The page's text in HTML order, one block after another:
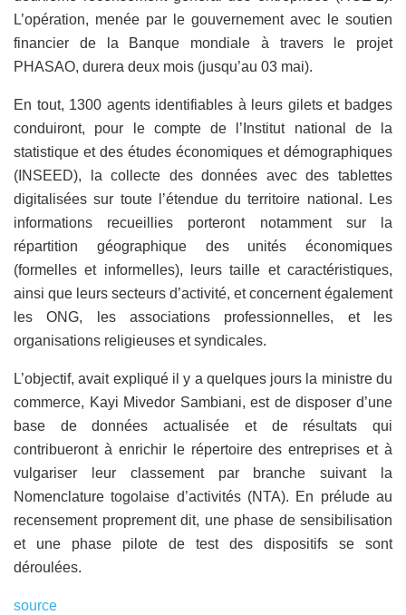
L’opération, menée par le gouvernement avec le soutien
financier de la Banque mondiale à travers le projet
PHASAO, durera deux mois (jusqu’au 03 mai).
En tout, 1300 agents identifiables à leurs gilets et badges
conduiront, pour le compte de l’Institut national de la
statistique et des études économiques et démographiques
(INSEED), la collecte des données avec des tablettes
digitalisées sur toute l’étendue du territoire national. Les
informations recueillies porteront notamment sur la
répartition géographique des unités économiques
(formelles et informelles), leurs taille et caractéristiques,
ainsi que leurs secteurs d’activité, et concernent également
les ONG, les associations professionnelles, et les
organisations religieuses et syndicales.
L’objectif, avait expliqué il y a quelques jours la ministre du
commerce, Kayi Mivedor Sambiani, est de disposer d’une
base de données actualisée et de résultats qui
contribueront à enrichir le répertoire des entreprises et à
vulgariser leur classement par branche suivant la
Nomenclature togolaise d’activités (NTA). En prélude au
recensement proprement dit, une phase de sensibilisation
et une phase pilote de test des dispositifs se sont
déroulées.
source